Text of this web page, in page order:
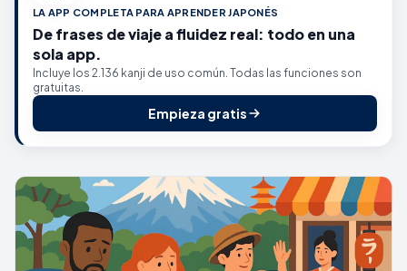
LA APP COMPLETA PARA APRENDER JAPONÉS
De frases de viaje a fluidez real: todo en una
sola app.
Incluye los 2.136 kanji de uso común. Todas las funciones son
gratuitas.
Empieza gratis